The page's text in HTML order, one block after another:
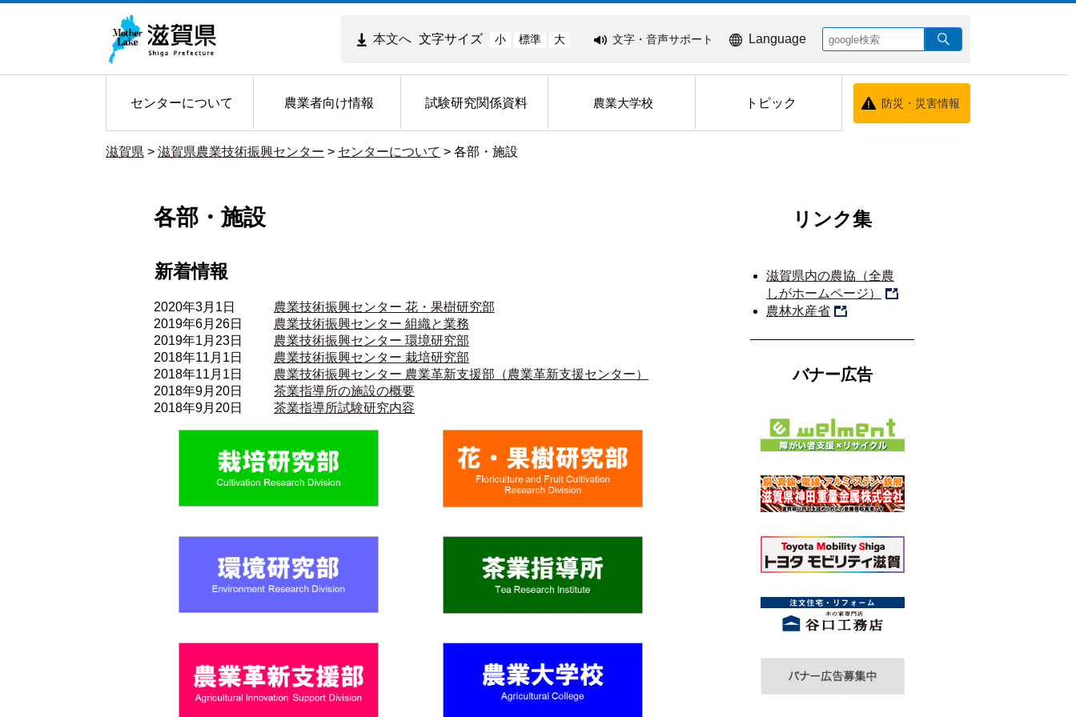
本文へ 文字サイズ 小 標準 大 文字・音声サポート Language
センターについて 農業者向け情報 試験研究関係資料 農業大学校 トピック 防災・災害情報
滋賀県 > 滋賀県農業技術振興センター > センターについて > 各部・施設
各部・施設
新着情報
2020年3月1日
農業技術振興センター 花・果樹研究部
2019年6月26日
農業技術振興センター 組織と業務
2019年1月23日
農業技術振興センター 環境研究部
2018年11月1日
農業技術振興センター 栽培研究部
2018年11月1日
農業技術振興センター 農業革新支援部（農業革新支援センター）
2018年9月20日
茶業指導所の施設の概要
2018年9月20日
茶業指導所試験研究内容
リンク集
滋賀県内の農協（全農
しがホームページ）
農林水産省
バナー広告